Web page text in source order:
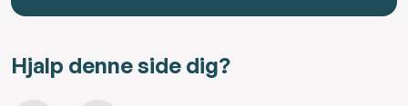
Hjalp denne side dig?